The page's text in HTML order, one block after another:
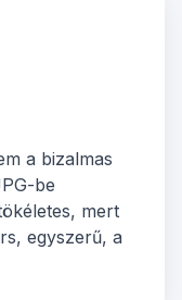
a bizalmas
be
mert
egyszerű, a